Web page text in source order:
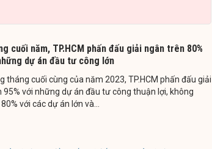
cuối năm, TP.HCM phấn đấu giải ngân trên 80%
dự án đầu tư công lớn
tháng cuối cùng của năm 2023, TP.HCM phấn đấu giải
95% với những dự án đầu tư công thuận lợi, không
với các dự án lớn và...